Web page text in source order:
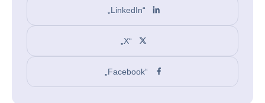
„LinkedIn“
„X“
„Facebook“